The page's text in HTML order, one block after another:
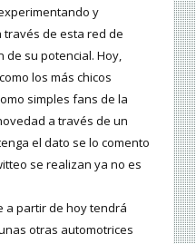
y
de esta red de
de su potencial. Hoy,
los más chicos
simples fans de la
a través de un
el dato se lo comento
se realizan ya no es
a partir de hoy tendrá
otras automotrices